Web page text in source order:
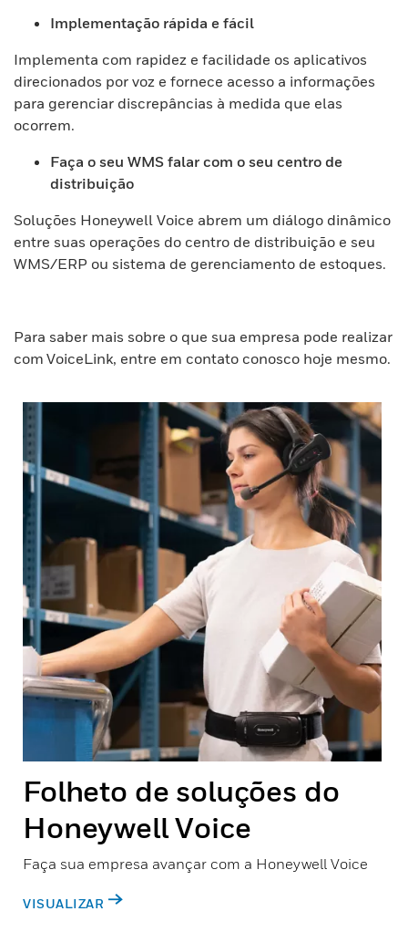
Implementação rápida e fácil
Implementa com rapidez e facilidade os aplicativos
direcionados por voz e fornece acesso a informações
para gerenciar discrepâncias à medida que elas
ocorrem.
Faça o seu WMS falar com o seu centro de
distribuição
Soluções Honeywell Voice abrem um diálogo dinâmico
entre suas operações do centro de distribuição e seu
WMS/ERP ou sistema de gerenciamento de estoques.
Para saber mais sobre o que sua empresa pode realizar
com VoiceLink, entre em contato conosco hoje mesmo.
Folheto de soluções do
Honeywell Voice
Faça sua empresa avançar com a Honeywell Voice
VISUALIZAR